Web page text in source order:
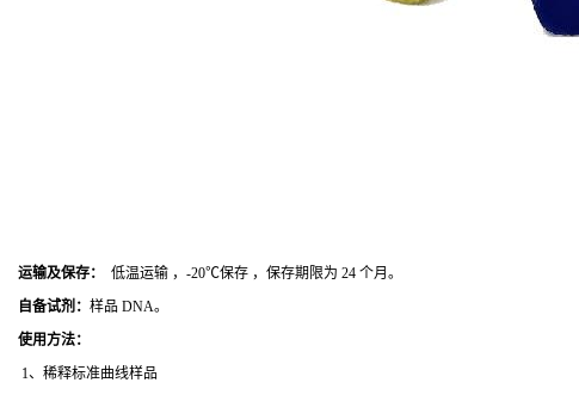
运输及保存：
低温运输 ，-20℃保存 ，保存期限为 24 个月。
自备试剂： 样品 DNA。
使用方法：
1、稀释标准曲线样品